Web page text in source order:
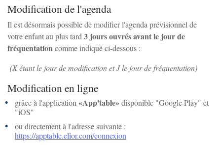
Modification de l'agenda
Il est désormais possible de modifier l'agenda prévisionnel de
votre enfant au plus tard 3 jours ouvrés avant le jour de
fréquentationcomme indiqué ci-dessous :
(X étant le jour de modification et J le jour de fréquentation)
Modification en ligne
grâce à l'application«App'table»disponible "Google Play" et
"iOS"
ou directement à l'adresse suivante :
https://apptable.elior.com/connexion